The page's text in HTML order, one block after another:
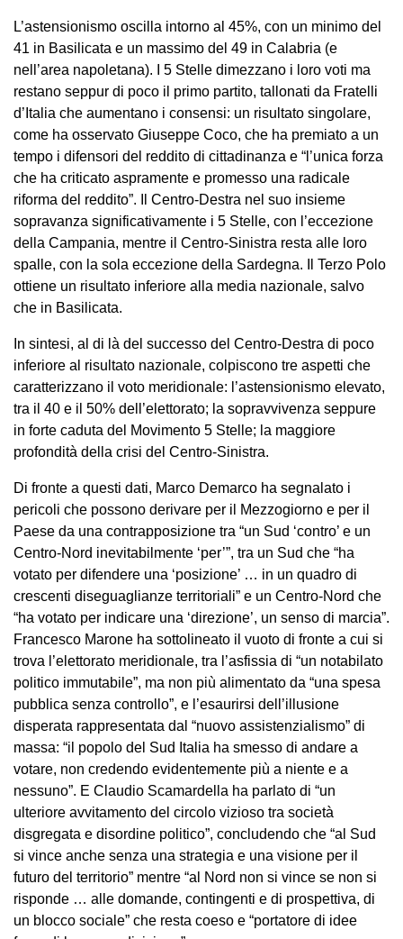
L’astensionismo oscilla intorno al 45%, con un minimo del
41 in Basilicata e un massimo del 49 in Calabria (e
nell’area napoletana). I 5 Stelle dimezzano i loro voti ma
restano seppur di poco il primo partito, tallonati da Fratelli
d’Italia che aumentano i consensi: un risultato singolare,
come ha osservato Giuseppe Coco, che ha premiato a un
tempo i difensori del reddito di cittadinanza e “l’unica forza
che ha criticato aspramente e promesso una radicale
riforma del reddito”. Il Centro-Destra nel suo insieme
sopravanza significativamente i 5 Stelle, con l’eccezione
della Campania, mentre il Centro-Sinistra resta alle loro
spalle, con la sola eccezione della Sardegna. Il Terzo Polo
ottiene un risultato inferiore alla media nazionale, salvo
che in Basilicata.
In sintesi, al di là del successo del Centro-Destra di poco
inferiore al risultato nazionale, colpiscono tre aspetti che
caratterizzano il voto meridionale: l’astensionismo elevato,
tra il 40 e il 50% dell’elettorato; la sopravvivenza seppure
in forte caduta del Movimento 5 Stelle; la maggiore
profondità della crisi del Centro-Sinistra.
Di fronte a questi dati, Marco Demarco ha segnalato i
pericoli che possono derivare per il Mezzogiorno e per il
Paese da una contrapposizione tra “un Sud ‘contro’ e un
Centro-Nord inevitabilmente ‘per’”, tra un Sud che “ha
votato per difendere una ‘posizione’ … in un quadro di
crescenti diseguaglianze territoriali” e un Centro-Nord che
“ha votato per indicare una ‘direzione’, un senso di marcia”.
Francesco Marone ha sottolineato il vuoto di fronte a cui si
trova l’elettorato meridionale, tra l’asfissia di “un notabilato
politico immutabile”, ma non più alimentato da “una spesa
pubblica senza controllo”, e l’esaurirsi dell’illusione
disperata rappresentata dal “nuovo assistenzialismo” di
massa: “il popolo del Sud Italia ha smesso di andare a
votare, non credendo evidentemente più a niente e a
nessuno”. E Claudio Scamardella ha parlato di “un
ulteriore avvitamento del circolo vizioso tra società
disgregata e disordine politico”, concludendo che “al Sud
si vince anche senza una strategia e una visione per il
futuro del territorio” mentre “al Nord non si vince se non si
risponde … alle domande, contingenti e di prospettiva, di
un blocco sociale” che resta coeso e “portatore di idee